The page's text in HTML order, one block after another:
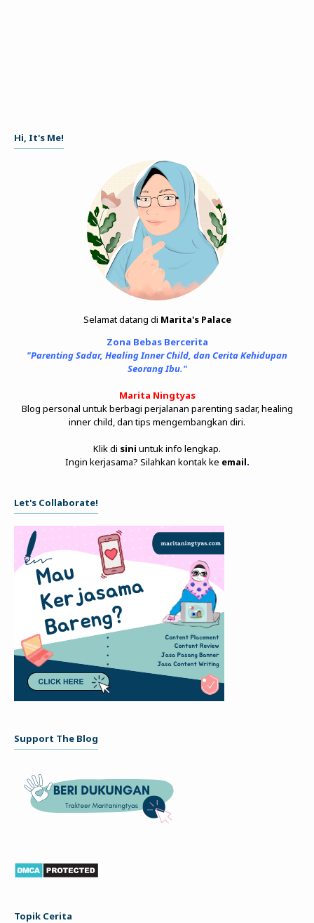
Hi, It's Me!
Selamat datang di Marita's Palace
Zona Bebas Bercerita
"Parenting Sadar, Healing Inner Child, dan Cerita Kehidupan
Seorang Ibu."
Marita Ningtyas
Blog personal untuk berbagi perjalanan parenting sadar, healing
inner child, dan tips mengembangkan diri.
Klik di sini untuk info lengkap.
Ingin kerjasama? Silahkan kontak ke email.
Let's Collaborate!
Support The Blog
Topik Cerita